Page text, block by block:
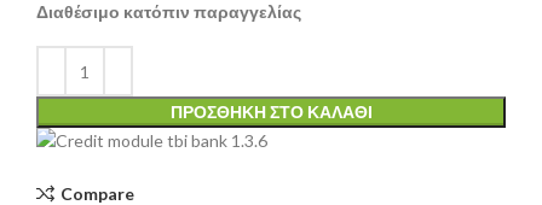
Διαθέσιμο κατόπιν παραγγελίας
ΠΡΟΣΘΉΚΗ ΣΤΟ ΚΑΛΆΘΙ
Compare